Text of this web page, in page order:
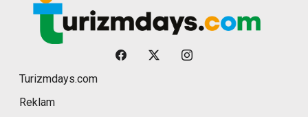
Turizmdays.com
Reklam